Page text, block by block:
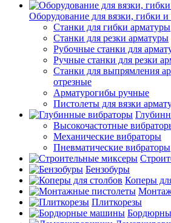
Оборудование для вязки, гибки
Станки для гибки арматуры
Станки для резки арматуры
Рубочные станки для
Ручные станки для резки
Станки для выпрямления
отрезные
Арматурогибы ручные
Пистолеты для вязки
Высокочастотные
Механические вибраторы
Пневматические вибраторы
Бензобуры
Коперы
Плиткорезы